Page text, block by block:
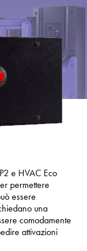
e HVAC Eco
permettere
essere
una
comodamente
attivazioni
sulla privacy
del sito